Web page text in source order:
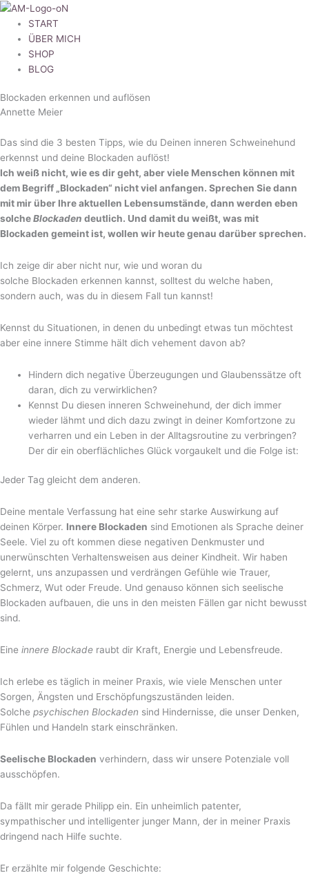
Main
Menu
START
ÜBER MICH
SHOP
BLOG
Blockaden erkennen und auflösen
Annette Meier
Das sind die 3 besten Tipps, wie du Deinen inneren Schweinehund
erkennst und deine Blockaden auflöst!
Ich weiß nicht, wie es dir geht, aber viele Menschen können mit
dem Begriff „Blockaden“ nicht viel anfangen. Sprechen Sie dann
mit mir über Ihre aktuellen Lebensumstände, dann werden eben
solcheBlockaden deutlich. Und damit du weißt, was mit
Blockaden gemeint ist, wollen wir heute genau darüber sprechen.
Ich zeige dir aber nicht nur, wie und woran du
solche Blockaden erkennen kannst, solltest du welche haben,
sondern auch, was du in diesem Fall tun kannst!
Kennst du Situationen, in denen du unbedingt etwas tun möchtest
aber eine innere Stimme hält dich vehement davon ab?
Hindern dich negative Überzeugungen und Glaubenssätze oft
daran, dich zu verwirklichen?
Kennst Du diesen inneren Schweinehund, der dich immer
wieder lähmt und dich dazu zwingt in deiner Komfortzone zu
verharren und ein Leben in der Alltagsroutine zu verbringen?
Der dir ein oberflächliches Glück vorgaukelt und die Folge ist:
Jeder Tag gleicht dem anderen.
Deine mentale Verfassung hat eine sehr starke Auswirkung auf
deinen Körper. Innere Blockaden sind Emotionen als Sprache deiner
Seele. Viel zu oft kommen diese negativen Denkmuster und
unerwünschten Verhaltensweisen aus deiner Kindheit. Wir haben
gelernt, uns anzupassen und verdrängen Gefühle wie Trauer,
Schmerz, Wut oder Freude. Und genauso können sich seelische
Blockaden aufbauen, die uns in den meisten Fällen gar nicht bewusst
sind.
Eine innere Blockade raubt dir Kraft, Energie und Lebensfreude.
Ich erlebe es täglich in meiner Praxis, wie viele Menschen unter
Sorgen, Ängsten und Erschöpfungszuständen leiden.
Solche psychischen Blockaden sind Hindernisse, die unser Denken,
Fühlen und Handeln stark einschränken.
Seelische Blockaden verhindern, dass wir unsere Potenziale voll
ausschöpfen.
Da fällt mir gerade Philipp ein. Ein unheimlich patenter,
sympathischer und intelligenter junger Mann, der in meiner Praxis
dringend nach Hilfe suchte.
Er erzählte mir folgende Geschichte:
Main
Menu